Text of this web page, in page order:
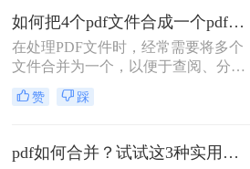
如何把4个pdf文件合成一个pdf？这3种合成方法请务必学会！
在处理PDF文件时，经常需要将多个
文件合并为一个，以便于查阅、分享
或存储。那么如何把4个pdf文件合成
一个pdf呢？本文将介绍三种将4个
赞 踩
pdf如何合并？试试这3种实用合并方法！